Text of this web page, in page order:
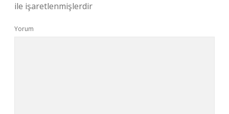
ile işaretlenmişlerdir
Yorum